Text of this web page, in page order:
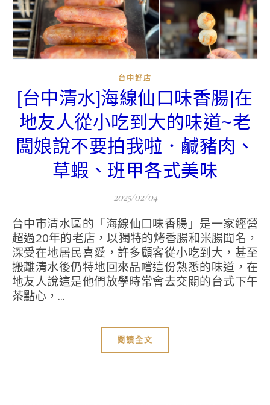
台中好店
[台中清水]海線仙口味香腸|在
地友人從小吃到大的味道~老
闆娘說不要拍我啦．鹹豬肉、
草蝦、班甲各式美味
2025/02/04
台中市清水區的「海線仙口味香腸」是一家經營
超過20年的老店，以獨特的烤香腸和米腸聞名，
深受在地居民喜愛，許多顧客從小吃到大，甚至
搬離清水後仍特地回來品嚐這份熟悉的味道，在
地友人說這是他們放學時常會去交關的台式下午
茶點心，...
閱讀全文